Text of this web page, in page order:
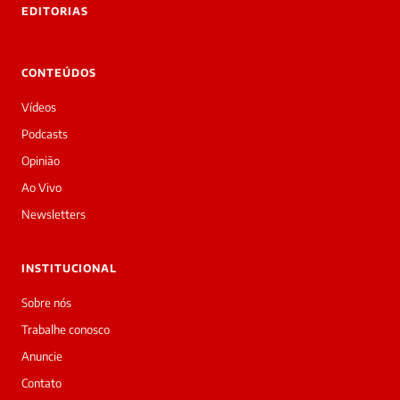
Boa
noite!
Sou
a
daqui
do
Prime.
Marcos
Eduardo
Carvalho
acabou
de
essa
EDITORIAS
CONTEÚDOS
Vídeos
Podcasts
Opinião
Ao Vivo
Newsletters
INSTITUCIONAL
Sobre nós
Trabalhe conosco
Anuncie
Contato